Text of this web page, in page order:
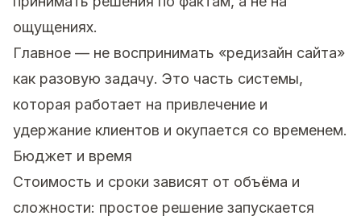
ощущениях.
Главное — не воспринимать «редизайн сайта»
как разовую задачу. Это часть системы,
которая работает на привлечение и
удержание клиентов и окупается со временем.
Бюджет и время
Стоимость и сроки зависят от объёма и
сложности: простое решение запускается